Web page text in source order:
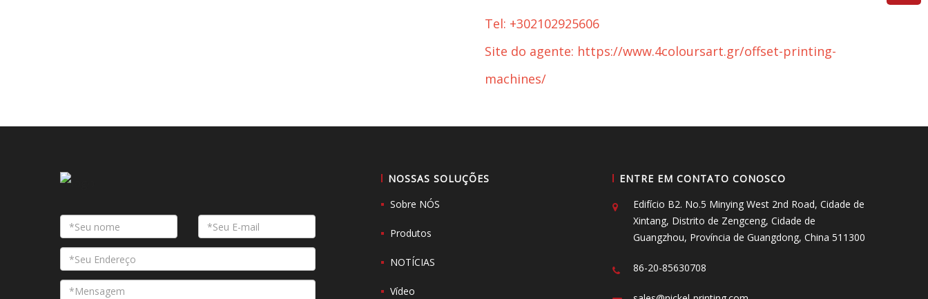
Tel: +302102925606
Site do agente: https://www.4coloursart.gr/offset-printing-
machines/
NOSSAS SOLUÇÕES
Sobre NÓS
Produtos
NOTÍCIAS
Vídeo
ENTRE EM CONTATO CONOSCO
Edifício B2. No.5 Minying West 2nd Road, Cidade de
Xintang, Distrito de Zengceng, Cidade de
Guangzhou, Província de Guangdong, China 511300
86-20-85630708